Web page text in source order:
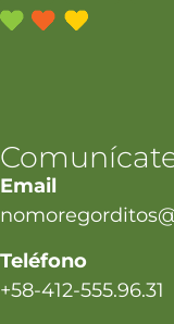
Email
Teléfono
+58-412-555.96.31